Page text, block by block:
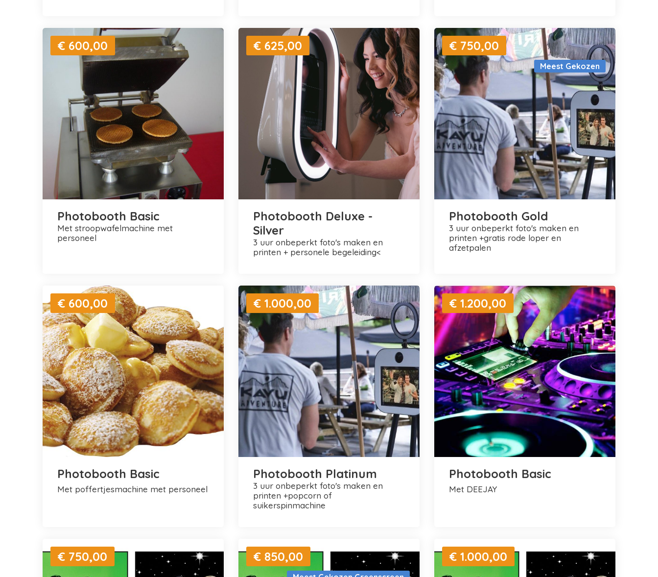
€ 600,00
Photobooth Basic
met stroopwafelmachine met
personeel
€ 625,00
Photobooth Deluxe -
Silver
3 uur onbeperkt foto's maken en
printen + personele begeleiding<
Meest Gekozen
€ 750,00
Photobooth Gold
3 uur onbeperkt foto's maken en
printen +gratis rode loper en
afzetpalen
€ 600,00
Photobooth Basic
met poffertjesmachine met personeel
€ 1.000,00
Photobooth Platinum
3 uur onbeperkt foto's maken en
printen +popcorn of
suikerspinmachine
€ 1.200,00
Photobooth Basic
met DEEJAY
€ 750,00 € 850,00 € 1.000,00